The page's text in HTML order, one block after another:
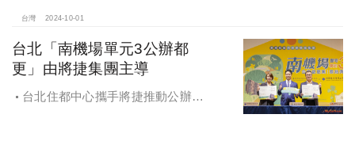
台灣 2024-10-01
台北「南機場單元3公辦都
更」由將捷集團主導
台北住都中心攜手將捷推動公辦都